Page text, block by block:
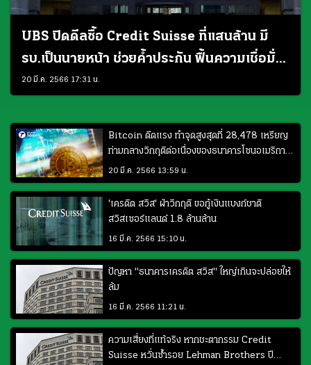
UBS ปิดดีลซื้อ Credit Suisse ที่แสนล้าน มี
รบ.เป็นนายหน้า ช่วยค้ำประกัน ฟื้นความเชื่อมั่น
ตลาดเงิน
20 มี.ค. 2566 17:31 น.
Bitcoin ดีดแรง ทำจุดสูงสุดที่ 28,478 เหรียญ
ท่ามกลางวิกฤติต่อเนื่องของธนาคารโซนอเมริกา
ลามมายุโรป
20 มี.ค. 2566 13:59 น.
'เครดิต สวิส' ฝ่าวิกฤติ ขอกู้เงินแบงก์ชาติ
สวิสเซอร์แลนด์ 1.8 ล้านล้าน
16 มี.ค. 2566 15:10 น.
ปัญหา "ธนาคารเครดิต สวิส" ใหญ่เกินจะปล่อยให้
ล้ม
16 มี.ค. 2566 11:21 น.
ความเสี่ยงที่แท้จริง หากชะตากรรม Credit
Suisse หวั่นซ้ำรอย Lehman Brothers ปี